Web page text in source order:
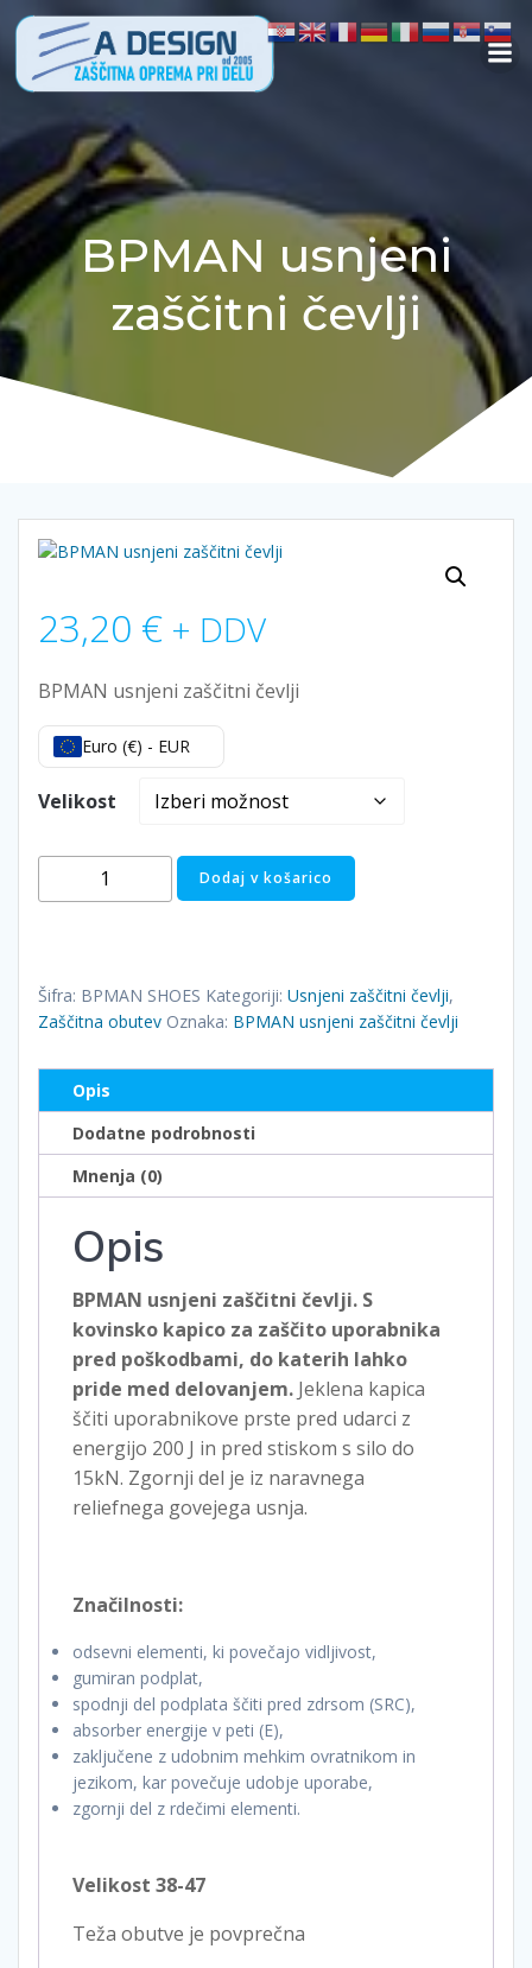
Skip
content
BPMAN usnjeni
zaščitni čevlji
23,20 € + DDV
BPMAN usnjeni zaščitni čevlji
Euro (€) - EUR
Velikost
BPMAN
usnjeni
količina
Dodaj v košarico
Šifra: BPMAN SHOES Kategoriji: Usnjeni zaščitni čevlji,
Zaščitna obutev Oznaka: BPMAN usnjeni zaščitni čevlji
Opis
Dodatne podrobnosti
Mnenja (0)
Opis
BPMAN usnjeni zaščitni čevlji. S
kovinsko kapico za zaščito uporabnika
pred poškodbami, do katerih lahko
pride med delovanjem. Jeklena kapica
ščiti uporabnikove prste pred udarci z
energijo 200 J in pred stiskom s silo do
15kN. Zgornji del je iz naravnega
reliefnega govejega usnja.
Značilnosti:
odsevni elementi, ki povečajo vidljivost,
gumiran podplat,
spodnji del podplata ščiti pred zdrsom (SRC),
absorber energije v peti (E),
zaključene z udobnim mehkim ovratnikom in
jezikom, kar povečuje udobje uporabe,
zgornji del z rdečimi elementi.
Velikost 38-47
Teža obutve je povprečna